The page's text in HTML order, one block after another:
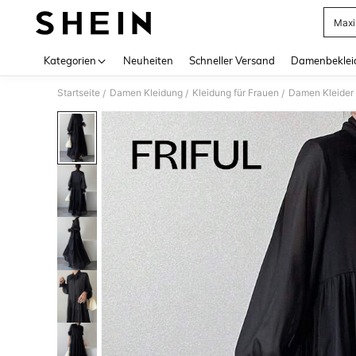
Kategorien Neuheiten Schneller Versand
Startseite / Damen Kleidung / Kleidung für Frauen / Damen Kleider